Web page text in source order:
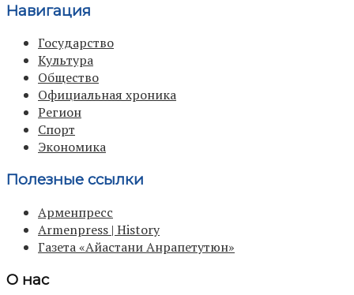
Навигация
Государство
Культура
Общество
Официальная хроника
Регион
Спорт
Экономика
Полезные ссылки
Арменпресс
Armenpress | History
Газета «Айастани Анрапетутюн»
О нас